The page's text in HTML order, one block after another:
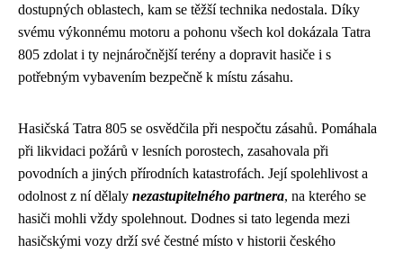
dostupných oblastech, kam se těžší technika nedostala. Díky
svému výkonnému motoru a pohonu všech kol dokázala Tatra
805 zdolat i ty nejnáročnější terény a dopravit hasiče i s
potřebným vybavením bezpečně k místu zásahu.
Hasičská Tatra 805 se osvědčila při nespočtu zásahů. Pomáhala
při likvidaci požárů v lesních porostech, zasahovala při
povodních a jiných přírodních katastrofách. Její spolehlivost a
odolnost z ní dělaly nezastupitelného partnera, na kterého se
hasiči mohli vždy spolehnout. Dodnes si tato legenda mezi
hasičskými vozy drží své čestné místo v historii českého